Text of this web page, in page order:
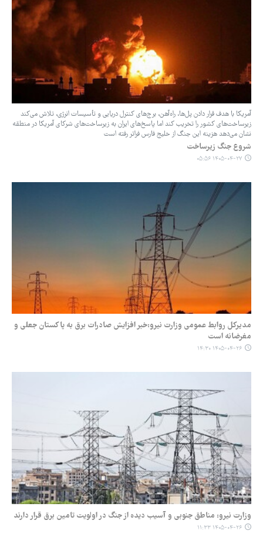
آمریکا با هدف قرار دادن پل‌ها، راه‌آهن، برج‌های کنترل دریایی و تأسیسات انرژی، تلاش می‌کند
زیرساخت‌های کشور را تخریب کند اما پاسخ‌های ایران به زیرساخت‌های شرکای آمریکا در منطقه
نشان می‌دهد هزینه این جنگ از خلیج ‌فارس فراتر رفته است
شروع جنگ زیرساخت
۱۴۰۵-۰۴-۲۷ ۰۵:۵۶
مدیرکل روابط عمومی وزارت نیرو:خبر افزایش صادرات برق به پاکستان جعلی و
مغرضانه است
۱۴۰۵-۰۴-۲۶ ۱۴:۳۰
وزارت نیرو: مناطق جنوبی و آسیب دیده از جنگ در اولویت تامین برق قرار دارند
۱۴۰۵-۰۴-۲۶ ۱۱:۳۳